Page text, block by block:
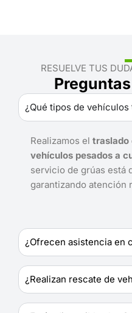
RESUELVE TUS
¿Qué tipos de vehículos
Realizamos el traslado
vehículos pesados a
servicio de grúas está
garantizando atención
¿Ofrecen asistencia en
¿Realizan rescate de